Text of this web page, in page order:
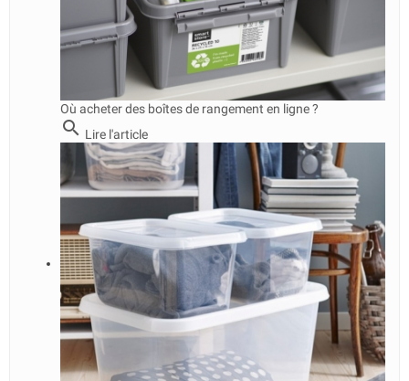
Où acheter des boîtes de rangement en ligne ?
search Lire l'article